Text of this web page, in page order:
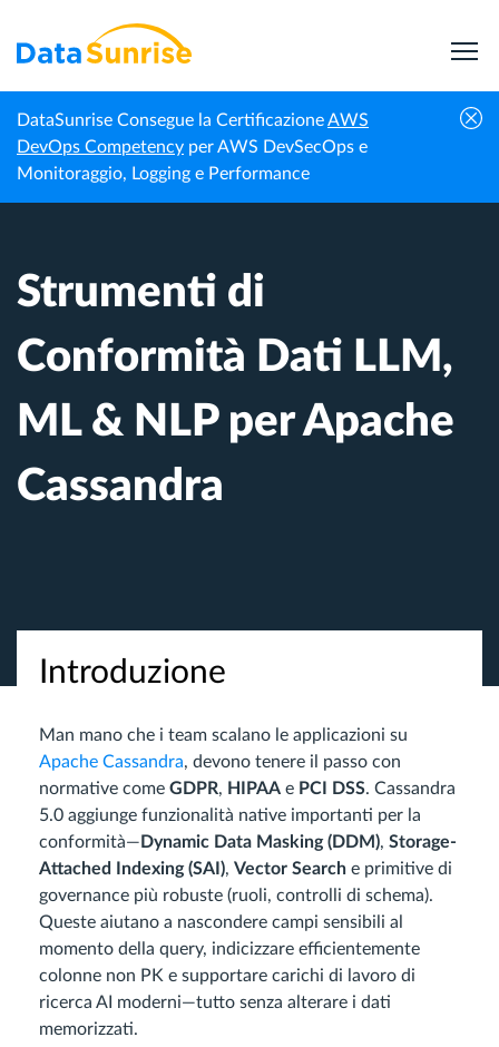
DataSunrise Consegue la CertificazioneAWS
DevOps Competency per AWS DevSecOps e
Monitoraggio, Logging e Performance
Homepage
Centro di
Conoscenza
Strumenti di Conformità Dati LLM, ML &
NLP per Apache Cassandra
Strumenti di
Conformità Dati LLM,
ML & NLP per Apache
Cassandra
Introduzione
Man mano che i team scalano le applicazioni su
Apache Cassandra, devono tenere il passo con
normative come GDPR, HIPAA e PCI DSS. Cassandra
5.0 aggiunge funzionalità native importanti per la
conformità— Dynamic Data Masking (DDM), Storage-
Attached Indexing (SAI), Vector Search e primitive di
governance più robuste (ruoli, controlli di schema).
Queste aiutano a nascondere campi sensibili al
momento della query, indicizzare efficientemente
colonne non PK e supportare carichi di lavoro di
ricerca AI moderni—tutto senza alterare i dati
memorizzati.